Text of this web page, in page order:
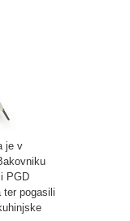
je v
PGD
ter pogasili